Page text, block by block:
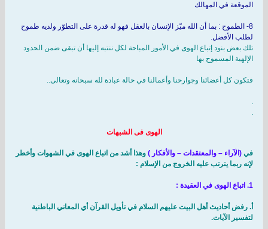
الموقعة في المهالك
8- الطموح : بما أن الله ميّز الإنسان بالعقل فهو له قدرة على التطوّر ولديه طموح
لطلب الأفضل.
تلك بعض بنود إتباع الهوى في الأمور المباحة لكل ننتبه إليها أن تبقى ضمن الحدود
الإلهية المسموح بها
فتكون كل أعضائنا وجوارحنا وأعمالنا في حالة عبادة لله سبحانه وتعالى..
.
.
الهوى فى الشبهات
في (الآراء – والمعتقدات – والأفكار ) وهذا أشد من اتباع الهوى في الشهوات وأخطر
لإنه ربما يترتب عليه الخروج من الإسلام :
1. اتباع الهوى في العقيدة :
‌أ. رفض أحاديث أهل البيت عليهم السلام في تأويل القرآن أي المعاني الباطنية
لتفسير الآيات.